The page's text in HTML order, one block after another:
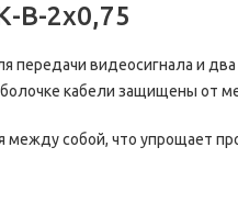
В-2x0,75
передачи видеосигнала и
кабели защищены от
собой, что упрощает